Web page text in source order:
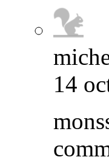
14